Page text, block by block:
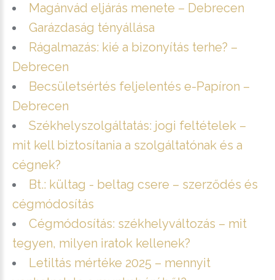
Magánvád eljárás menete – Debrecen
Garázdaság tényállása
Rágalmazás: kié a bizonyítás terhe? –
Debrecen
Becsületsértés feljelentés e-Papíron –
Debrecen
Székhelyszolgáltatás: jogi feltételek –
mit kell biztosítania a szolgáltatónak és a
cégnek?
Bt.: kültag - beltag csere – szerződés és
cégmódosítás
Cégmódosítás: székhelyváltozás – mit
tegyen, milyen iratok kellenek?
Letiltás mértéke 2025 – mennyit